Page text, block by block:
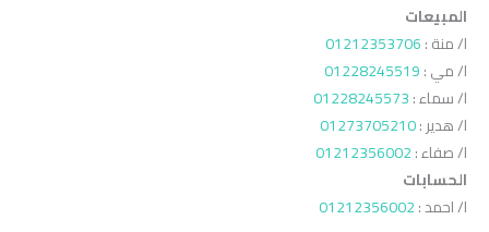
المبيعات
ا/ منة :01212353706
ا/ مي :01228245519
ا/ سماء :01228245573
ا/ هدير :01273705210
ا/ صفاء :01212356002
الحسابات
ا/ احمد :01212356002